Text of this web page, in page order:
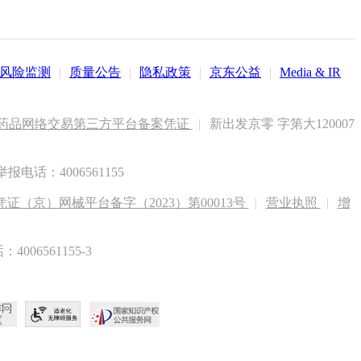
风险监测 | 质量公告 | 隐私政策 | 京东公益 | Media & IR
品网络交易第三方平台备案凭证 |
新出发京零 字第大120007
报电话：4006561155
证（京）网械平台备字（2023）第00013号 | 营业执照 |
增
4006561155-3